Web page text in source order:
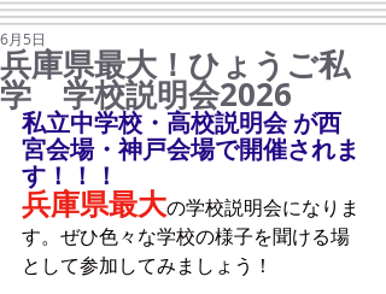
兵庫県最大！ひょうご私
学 学校説明会2026
6月5日
私立中学校・高校説明会 が西
宮会場・神戸会場で開催されま
す！！！
兵庫県最大の学校説明会になりま
す。ぜひ色々な学校の様子を聞ける場
として参加してみましょう！